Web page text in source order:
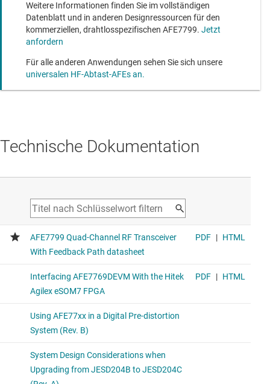
Weitere Informationen finden Sie im vollständigen
Datenblatt und in anderen Designressourcen für den
kommerziellen, drahtlosspezifischen AFE7799. Jetzt
anfordern
Für alle anderen Anwendungen sehen Sie sich unsere
universalen HF-Abtast-AFEs an.
Technische Dokumentation